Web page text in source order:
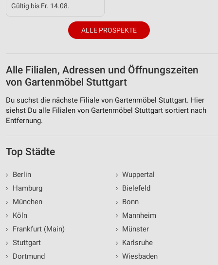
Gültig bis Fr. 14.08.
ALLE PROSPEKTE
Alle Filialen, Adressen und Öffnungszeiten
von Gartenmöbel Stuttgart
Du suchst die nächste Filiale von Gartenmöbel Stuttgart. Hier
siehst Du alle Filialen von Gartenmöbel Stuttgart sortiert nach
Entfernung.
Top Städte
›
Berlin
›
Hamburg
›
München
›
Köln
›
Frankfurt (Main)
› Stuttgart
›
Dortmund
› Wuppertal
› Bielefeld
› Bonn
› Mannheim
› Münster
› Karlsruhe
› Wiesbaden